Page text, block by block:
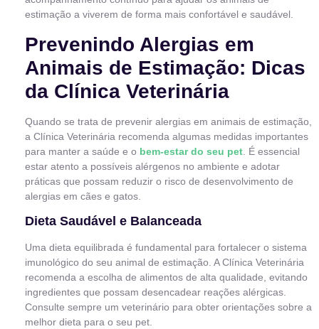
estimação a viverem de forma mais confortável e saudável.
Prevenindo Alergias em
Animais de Estimação: Dicas
da Clínica Veterinária
Quando se trata de prevenir alergias em animais de estimação,
a Clínica Veterinária recomenda algumas medidas importantes
para manter a saúde e o bem-estar do seu pet . É essencial
estar atento a possíveis alérgenos no ambiente e adotar
práticas que possam reduzir o risco de desenvolvimento de
alergias em cães e gatos.
Dieta Saudável e Balanceada
Uma dieta equilibrada é fundamental para fortalecer o sistema
imunológico do seu animal de estimação. A Clínica Veterinária
recomenda a escolha de alimentos de alta qualidade, evitando
ingredientes que possam desencadear reações alérgicas.
Consulte sempre um veterinário para obter orientações sobre a
melhor dieta para o seu pet.